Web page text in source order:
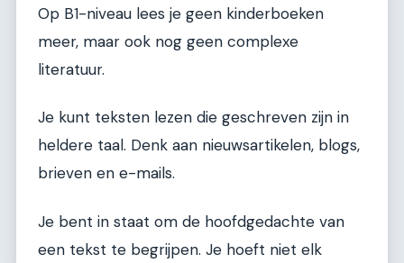
Op B1-niveau lees je geen kinderboeken
meer, maar ook nog geen complexe
literatuur.
Je kunt teksten lezen die geschreven zijn in
heldere taal. Denk aan nieuwsartikelen, blogs,
brieven en e-mails.
Je bent in staat om de hoofdgedachte van
een tekst te begrijpen. Je hoeft niet elk